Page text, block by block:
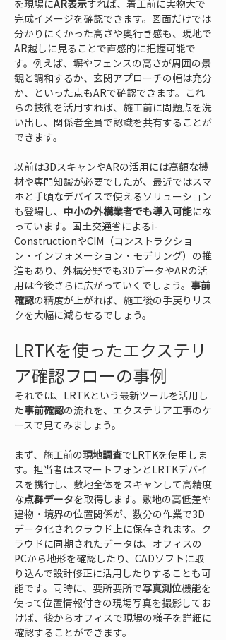
を現場にAR表示すれば、着工前に実物大で
完成イメージを確認できます。図面だけでは
分かりにくかった高さや奥行き感も、現地で
AR越しに見ることで直感的に把握可能で
す。例えば、塀やフェンスの高さが周囲の景
観と調和するか、玄関アプローチの幅は充分
か、といった点もARで確認できます。これ
らの技術を活用すれば、施工前に問題点を洗
い出し、関係者全員で認識を共有することが
できます。
以前は3DスキャンやARの活用には高額な機
材や専門知識が必要でしたが、最近ではスマ
ホと手頃なデバイスで使えるソリューション
も登場し、 中小の外構業者でも導入可能にな
っています。国土交通省によるi-
ConstructionやCIM（コンストラクショ
ン・インフォメーション・モデリング）の推
進もあり、外構分野でも3DデータやARの活
用は今後さらに広がっていくでしょう。 事前
確認の精度が上がれば、施工後の手戻りリス
クを大幅に減らせるでしょう。
LRTKを使ったエクステリ
ア確認フローの事例
それでは、LRTKという最新ツールを活用し
た事前確認の流れを、エクステリア工事のケ
ースで見てみましょう。
まず、施工前の現地調査でLRTKを使用しま
す。担当者はスマートフォンとLRTKデバイ
スを携行し、敷地全体をスキャンして高精度
な点群データを取得します。敷地の高低差や
建物・境界の位置関係が、数分の作業で3D
データ化されクラウド上に保存されます。ク
ラウドに同期されたデータは、オフィスの
PCから地形を確認したり、CADソフトに取
り込んで設計修正に活用したりすることも可
能です。同時に、要所要所で写真測位機能を
使って位置情報付きの現場写真を撮影してお
けば、後からオフィスで現場の様子を詳細に
確認することができます。